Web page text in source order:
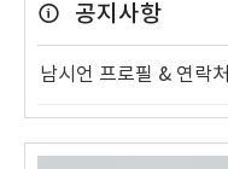
공지사항
남시언 프로필 & 연락처